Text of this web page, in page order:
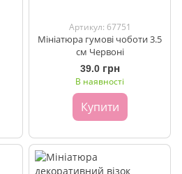
Артикул: 67751
Мініатюра гумові чоботи 3.5
см Червоні
39.0 грн
В наявності
Купити